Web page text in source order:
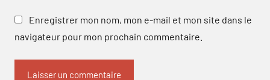
Enregistrer mon nom, mon e-mail et mon site dans le
navigateur pour mon prochain commentaire.